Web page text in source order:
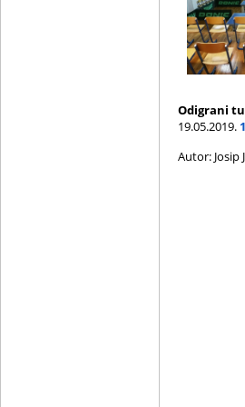
Odigrani
19.05.2019.
Autor: Josip